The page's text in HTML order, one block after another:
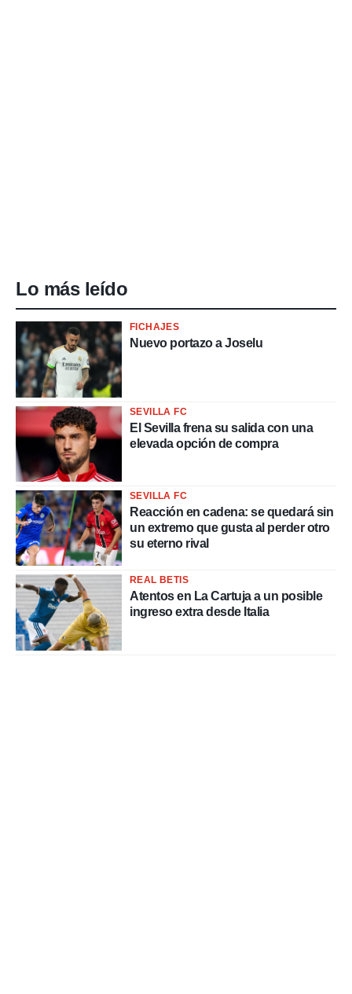
Lo más leído
FICHAJES
Nuevo portazo a Joselu
SEVILLA FC
El Sevilla frena su salida con una
elevada opción de compra
SEVILLA FC
Reacción en cadena: se quedará sin
un extremo que gusta al perder otro
su eterno rival
REAL BETIS
Atentos en La Cartuja a un posible
ingreso extra desde Italia